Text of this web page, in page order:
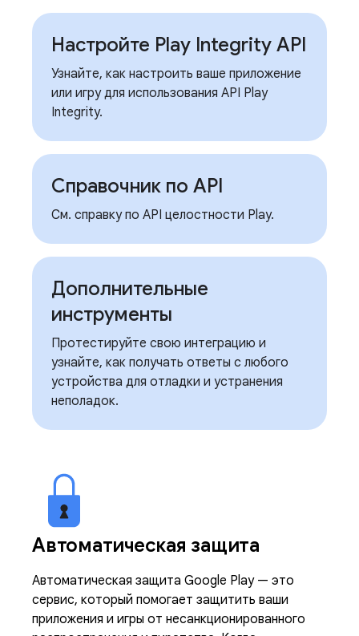
Настройте Play Integrity API
Узнайте, как настроить ваше приложение
или игру для использования API Play
Integrity.
Справочник по API
См. справку по API целостности Play.
Дополнительные
инструменты
Протестируйте свою интеграцию и
узнайте, как получать ответы с любого
устройства для отладки и устранения
неполадок.
Автоматическая защита
Автоматическая защита Google Play — это
сервис, который помогает защитить ваши
приложения и игры от несанкционированного